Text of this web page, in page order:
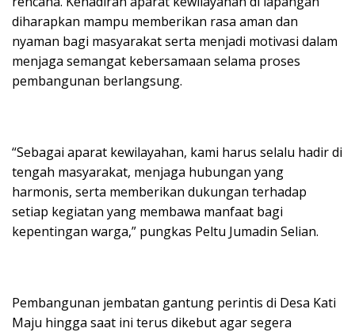
diharapkan mampu memberikan rasa aman dan
nyaman bagi masyarakat serta menjadi motivasi dalam
menjaga semangat kebersamaan selama proses
pembangunan berlangsung.
“Sebagai aparat kewilayahan, kami harus selalu hadir di
tengah masyarakat, menjaga hubungan yang
harmonis, serta memberikan dukungan terhadap
setiap kegiatan yang membawa manfaat bagi
kepentingan warga,” pungkas Peltu Jumadin Selian.
Pembangunan jembatan gantung perintis di Desa Kati
Maju hingga saat ini terus dikebut agar segera